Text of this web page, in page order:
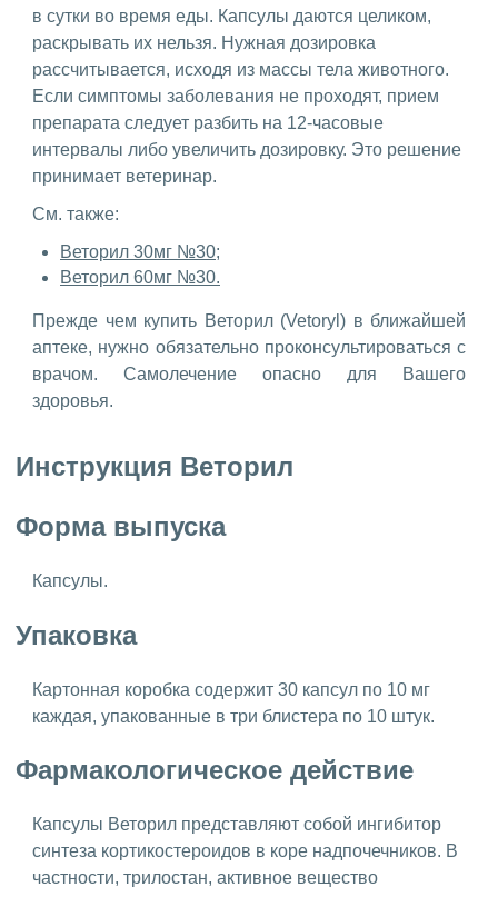
в сутки во время еды. Капсулы даются целиком,
раскрывать их нельзя. Нужная дозировка
рассчитывается, исходя из массы тела животного.
Если симптомы заболевания не проходят, прием
препарата следует разбить на 12-часовые
интервалы либо увеличить дозировку. Это решение
принимает ветеринар.
См. также:
Веторил 30мг №30;
Веторил 60мг №30.
Прежде чем купить Веторил (Vetoryl) в ближайшей
аптеке, нужно обязательно проконсультироваться с
врачом. Самолечение опасно для Вашего
здоровья.
Инструкция Веторил
Форма выпуска
Капсулы.
Упаковка
Картонная коробка содержит 30 капсул по 10 мг
каждая, упакованные в три блистера по 10 штук.
Фармакологическое действие
Капсулы Веторил представляют собой ингибитор
синтеза кортикостероидов в коре надпочечников. В
частности, трилостан, активное вещество